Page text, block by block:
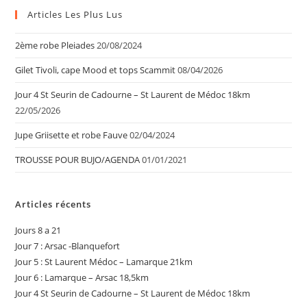
Articles Les Plus Lus
2ème robe Pleiades20/08/2024
Gilet Tivoli, cape Mood et tops Scammit08/04/2026
Jour 4 St Seurin de Cadourne – St Laurent de Médoc 18km
22/05/2026
Jupe Griisette et robe Fauve02/04/2024
TROUSSE POUR BUJO/AGENDA01/01/2021
Articles récents
Jours 8 a 21
Jour 7 : Arsac -Blanquefort
Jour 5 : St Laurent Médoc – Lamarque 21km
Jour 6 : Lamarque – Arsac 18,5km
Jour 4 St Seurin de Cadourne – St Laurent de Médoc 18km